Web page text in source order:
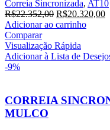
Correia Sincronizada, AT10
R$22.352,00 O
preço
era:
R$22.352,00.
R$20.320,00O
Adicionar ao carrinho
Comparar
Visualização Rápida
Adicionar à Lista de
-9%
CORREIA
MULCO